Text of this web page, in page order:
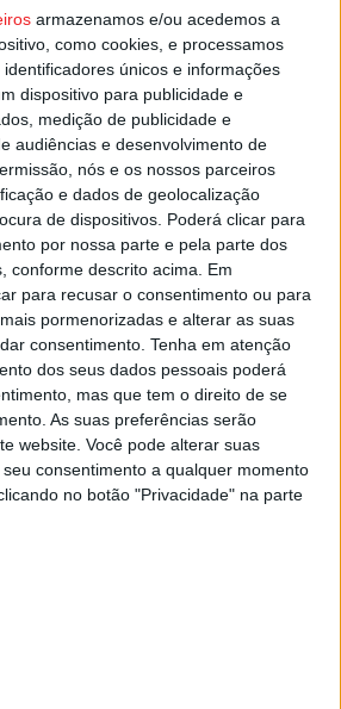
armazenamos e/ou acedemos a
como cookies, e processamos
únicos e informações
dispositivo para publicidade e
medição de publicidade e
audiências e desenvolvimento de
nós e os nossos parceiros
e dados de geolocalização
de dispositivos. Poderá clicar para
por nossa parte e pela parte dos
conforme descrito acima. Em
para recusar o consentimento ou para
pormenorizadas e alterar as suas
consentimento. Tenha em atenção
dos seus dados pessoais poderá
mas que tem o direito de se
As suas preferências serão
website. Você pode alterar suas
consentimento a qualquer momento
no botão "Privacidade" na parte
duas jornadas, depois de
e sobre o Desportivo Os Patos.
para ouvir na Estação Diária – 96.8
Pub